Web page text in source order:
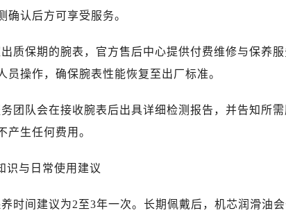
唐山市路南区新华东道100号万达广场写字楼A座10层
甘肃省兰州市七里河区西津西路16号兰州中心写字楼21层
黑龙江省鹤岗市向阳区红军路售后服务中心（需提前预约
黑龙江省佳木斯市向阳区长安路售后服务中心（需提前预
确认后方可享受服务。
质保期的腕表，官方售后中心提供付费维修与保养
员操作，确保腕表性能恢复至出厂标准。
团队会在接收腕表后出具详细检测报告，并告知所
产生任何费用。
识与日常使用建议
时间建议为2至3年一次。长期佩戴后，机芯润滑油